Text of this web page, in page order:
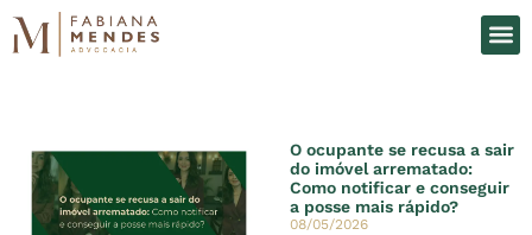
O ocupante se recusa a sair
do imóvel arrematado:
Como notificar e conseguir
a posse mais rápido?
08/05/2026